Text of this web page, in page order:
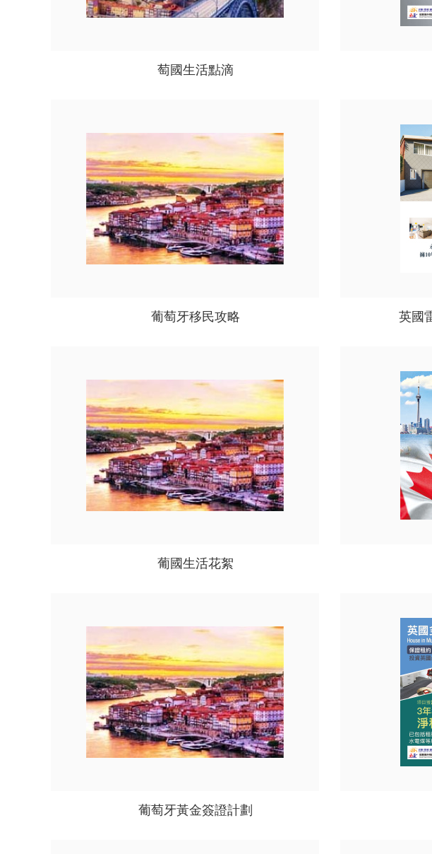
萄國生活點滴
葡萄牙移民攻略
英國
葡國生活花絮
葡萄牙黃金簽證計劃